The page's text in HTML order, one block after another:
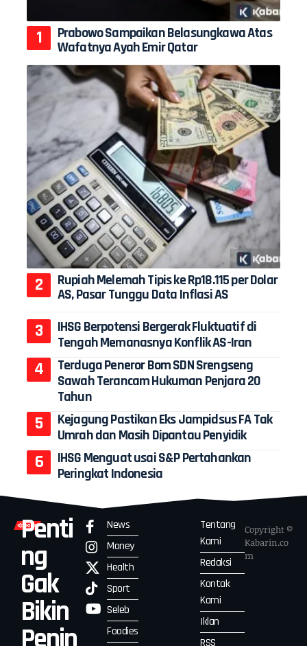
Prabowo Sampaikan Belasungkawa Atas
Wafatnya Ayah Emir Qatar
Rupiah Melemah Tipis ke Rp18.115 per Dolar
AS, Pasar Tunggu Data Inflasi AS
IHSG Berpotensi Bergerak Fluktuatif di
Tengah Memanasnya Konflik AS-Iran
Terduga Peneror Bom SDN Srengseng
Sawah Terancam Hukuman Penjara 20
Tahun
Kejagung Pastikan Eks Jampidsus FA Tak
Umrah dan Masih Dipantau Penyidik
IHSG Menguat usai S&P Pertahankan
Peringkat Indonesia
Penti
ng
Gak
Bikin
News
Money
Health
Sport
Seleb
Foodies
Tentang
Kami
Redaksi
Kontak
Kami
Iklan
RSS
Copyright ©
Kabarin.co
m